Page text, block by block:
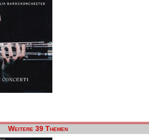
Weitere 39 Themen